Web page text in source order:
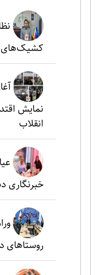
کشیک‌های
نمایش
انقلاب
خبرنگاری
روستاهای